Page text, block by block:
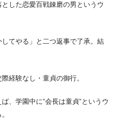
した恋愛百戦錬磨の男というウ
てやる」と二つ返事で了承。結
経験なし・童貞の御行。
、学園中に”会長は童貞”というウ